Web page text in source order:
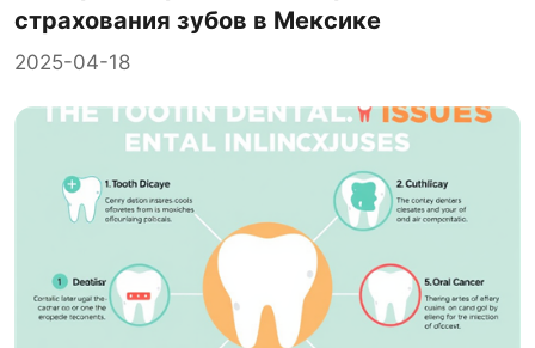
страхования зубов в Мексике
2025-04-18